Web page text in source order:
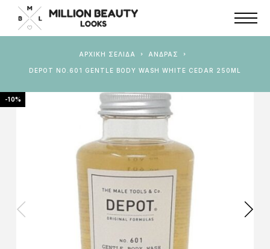
ΑΡΧΙΚΉ ΣΕΛΊΔΑ ΆΝΔΡΑΣ
DEPOT NO.601 GENTLE BODY WASH WHITE CEDAR 250ML
-10%